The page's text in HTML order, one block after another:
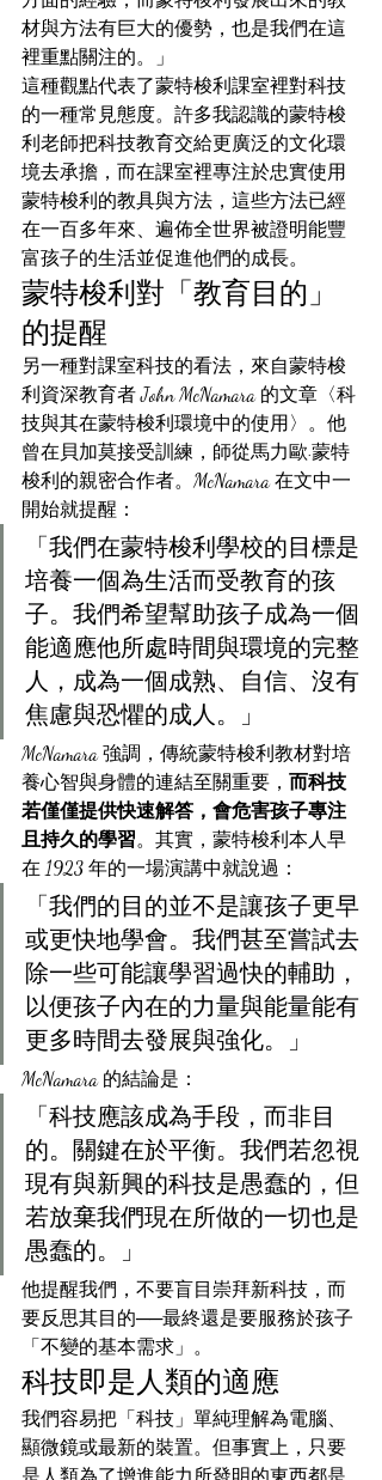
材與方法有巨大的優勢，也是我們在這
裡重點關注的。」
這種觀點代表了蒙特梭利課室裡對科技
的一種常見態度。許多我認識的蒙特梭
利老師把科技教育交給更廣泛的文化環
境去承擔，而在課室裡專注於忠實使用
蒙特梭利的教具與方法，這些方法已經
在一百多年來、遍佈全世界被證明能豐
富孩子的生活並促進他們的成長。
蒙特梭利對「教育目的」
的提醒
另一種對課室科技的看法，來自蒙特梭
利資深教育者 John McNamara 的文章〈科
技與其在蒙特梭利環境中的使用〉。他
曾在貝加莫接受訓練，師從馬力歐·蒙特
梭利的親密合作者。McNamara 在文中一
開始就提醒：
「我們在蒙特梭利學校的目標是
培養一個為生活而受教育的孩
子。我們希望幫助孩子成為一個
能適應他所處時間與環境的完整
人，成為一個成熟、自信、沒有
焦慮與恐懼的成人。」
McNamara 強調，傳統蒙特梭利教材對培
養心智與身體的連結至關重要， 而科技
若僅僅提供快速解答，會危害孩子專注
且持久的學習。其實，蒙特梭利本人早
在 1923 年的一場演講中就說過：
「我們的目的並不是讓孩子更早
或更快地學會。我們甚至嘗試去
除一些可能讓學習過快的輔助，
以便孩子內在的力量與能量能有
更多時間去發展與強化。」
McNamara 的結論是：
「科技應該成為手段，而非目
的。關鍵在於平衡。我們若忽視
現有與新興的科技是愚蠢的，但
若放棄我們現在所做的一切也是
愚蠢的。」
他提醒我們，不要盲目崇拜新科技，而
要反思其目的──最終還是要服務於孩子
「不變的基本需求」。
科技即是人類的適應
我們容易把「科技」單純理解為電腦、
顯微鏡或最新的裝置。但事實上，只要